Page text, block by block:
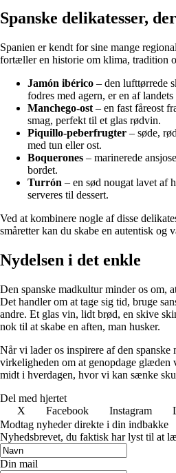
Spanske delikatesser,
Spanien er kendt for sine mange
fortæller en historie om klima, tradition
Jamón ibérico – den lufttørrede
fodres med agern, er en af
Manchego-ost – en fast fåreost
smag, perfekt til et glas rødvin.
Piquillo-peberfrugter – søde,
med tun eller ost.
Boquerones – marinerede
bordet.
Turrón – en sød nougat lavet af
serveres til dessert.
Ved at kombinere nogle af disse
småretter kan du skabe en autentisk og
Nydelsen i det enkle
Den spanske madkultur minder os om,
Det handler om at tage sig tid, bruge
andre. Et glas vin, lidt brød, en skive
nok til at skabe en aften, man husker.
Når vi lader os inspirere af den spanske
virkeligheden om at genopdage glæden
midt i hverdagen, hvor vi kan sænke
Del med hjertet
X
Facebook Instagram
Modtag nyheder direkte i din indbakke
Nyhedsbrevet, du faktisk har lyst til at
Din mail